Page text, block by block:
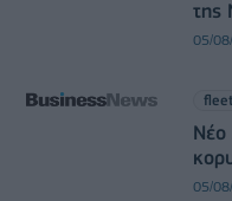
της
05/
Νέο
05/